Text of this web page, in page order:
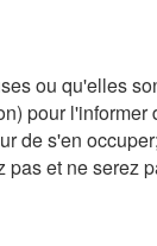
ou qu'elles
pour l'informer
de s'en occuper;
et ne serez